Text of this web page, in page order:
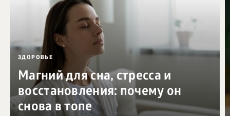
ЗДОРОВЬЕ
Магний для сна, стресса и
восстановления: почему он
снова в топе